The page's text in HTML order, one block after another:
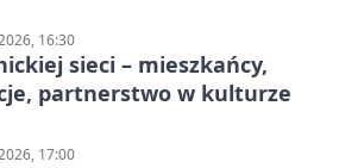
16:30
sieci – mieszkańcy,
partnerstwo w kulturze
17:00